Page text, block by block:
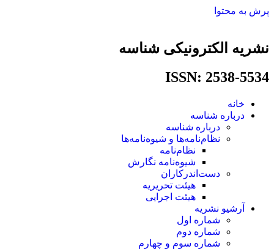
پرش به محتوا
نشریه الکترونیکی شناسه
ISSN: 2538-5534​
خانه
درباره شناسه
درباره شناسه
نظام‌نامه‌ها و شیوه‌نامه‌ها
نظام‌نامه
شیوه‌نامه نگارش
دست‌اندرکاران
هیئت تحریریه
هیئت اجرایی
آرشیو نشریه
شماره اول
شماره دوم
شماره سوم و چهارم